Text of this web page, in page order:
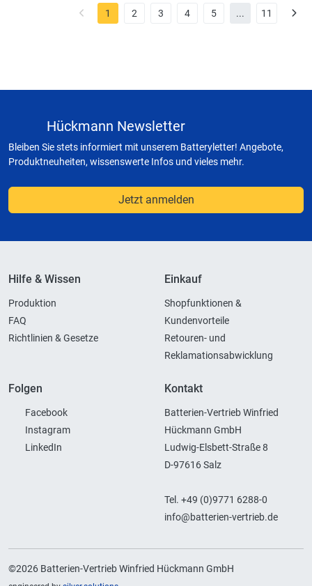
1 2 3 4 5 ... 11
Hückmann Newsletter
Bleiben Sie stets informiert mit unserem Batteryletter! Angebote,
Produktneuheiten, wissenswerte Infos und vieles mehr.
Jetzt anmelden
Hilfe & Wissen
Produktion
FAQ
Richtlinien & Gesetze
Einkauf
Shopfunktionen &
Kundenvorteile
Retouren- und
Reklamationsabwicklung
Folgen
Facebook
Instagram
LinkedIn
Kontakt
Batterien-Vertrieb Winfried
Hückmann GmbH
Ludwig-Elsbett-Straße 8
D-97616 Salz
Tel. +49 (0)9771 6288-0
info@batterien-vertrieb.de
©2026 Batterien-Vertrieb Winfried Hückmann GmbH